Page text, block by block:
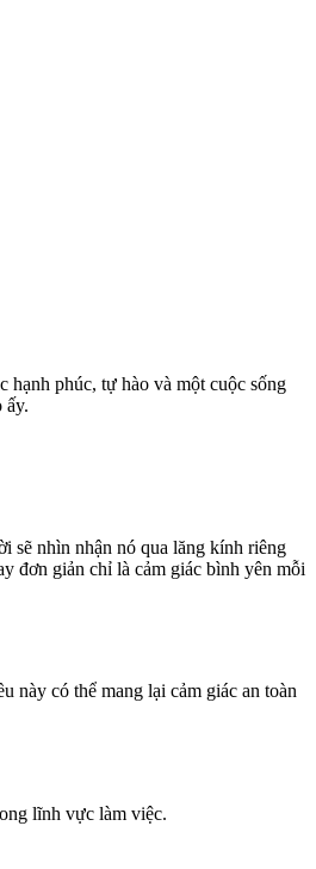
hạnh phúc, tự hào và một cuộc sống
ấy.
sẽ nhìn nhận nó qua lăng kính riêng
đơn giản chỉ là cảm giác bình yên mỗi
này có thể mang lại cảm giác an toàn
lĩnh vực làm việc.